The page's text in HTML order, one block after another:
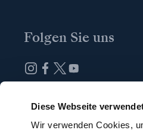
Diese Webseite
Wir verwenden Cookies,
Folgen Sie uns